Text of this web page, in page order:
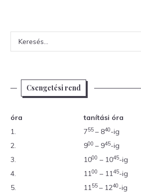
Csengetési rend
óra
tanítási óra
1.
755 – 840-ig
2.
900 – 945-ig
3.
1000 – 1045-ig
4.
1100 – 1145-ig
5.
1155 – 1240-ig